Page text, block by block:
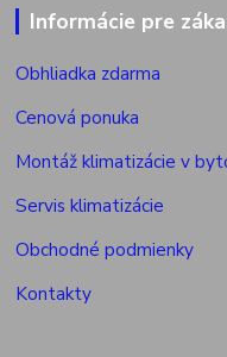
Informácie pre
Obhliadka zdarma
Cenová ponuka
Montáž klimatizácie v
Servis klimatizácie
Obchodné podmienky
Kontakty